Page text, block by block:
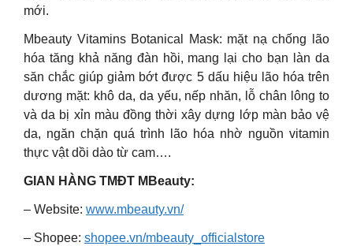
mới.
Mbeauty Vitamins Botanical Mask: mặt nạ chống lão
hóa tăng khả năng đàn hồi, mang lại cho bạn làn da
săn chắc giúp giảm bớt được 5 dấu hiệu lão hóa trên
dương mặt: khô da, da yếu, nếp nhăn, lỗ chân lông to
và da bị xỉn màu đồng thời xây dựng lớp màn bảo vệ
da, ngăn chặn quá trình lão hóa nhờ nguồn vitamin
thực vật dồi dào từ cam….
GIAN HÀNG TMĐT MBeauty:
– Website: www.mbeauty.vn/
– Shopee: shopee.vn/mbeauty_officialstore